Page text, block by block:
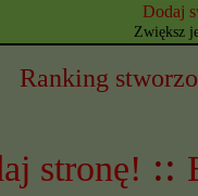
Dodaj
Zwiększ
Ranking
stronę! ::